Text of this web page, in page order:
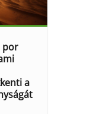
por
a